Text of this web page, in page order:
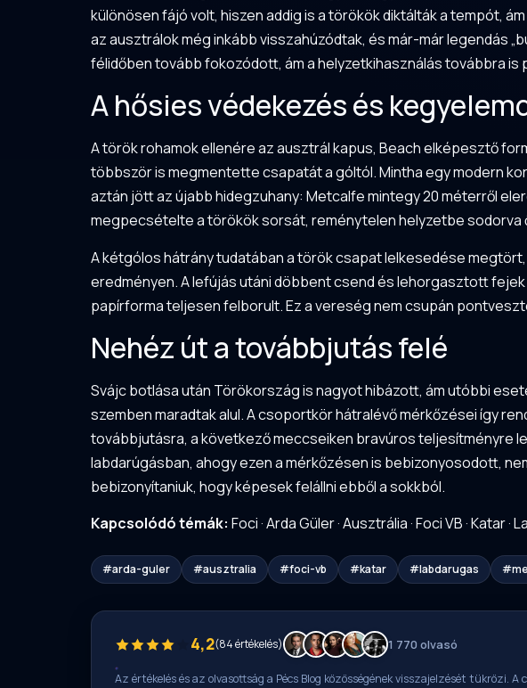
különösen fájó volt, hiszen addig is a törökök diktálták a tempót,
az ausztrálok még inkább visszahúzódtak, és már-már legendás
félidőben tovább fokozódott, ám a helyzetkihasználás továbbra is
A hősies védekezés és
A török rohamok ellenére az ausztrál kapus, Beach elképesztő
többször is megmentette csapatát a góltól. Mintha egy modern
aztán jött az újabb hidegzuhany: Metcalfe mintegy 20 méterről
megpecsételte a törökök sorsát, reménytelen helyzetbe sodorva
A kétgólos hátrány tudatában a török csapat lelkesedése
eredményen. A lefújás utáni döbbent csend és lehorgasztott
papírforma teljesen felborult. Ez a vereség nem csupán
Nehéz út a továbbjutás felé
Svájc botlása után Törökország is nagyot hibázott, ám utóbbi
szemben maradtak alul. A csoportkör hátralévő mérkőzései így
továbbjutásra, a következő meccseiken bravúros teljesítményre
labdarúgásban, ahogy ezen a mérkőzésen is bebizonyosodott,
bebizonyítaniuk, hogy képesek felállni ebből a sokkból.
Kapcsolódó témák: Foci·Arda Güler·Ausztrália·Foci VB·Katar·
#arda-guler #ausztralia #foci-vb #katar #labdarugas
4,2(84 értékelés) 1 770 olvasó
Az értékelés és az olvasottság a Pécs Blog közösségének visszajelzését